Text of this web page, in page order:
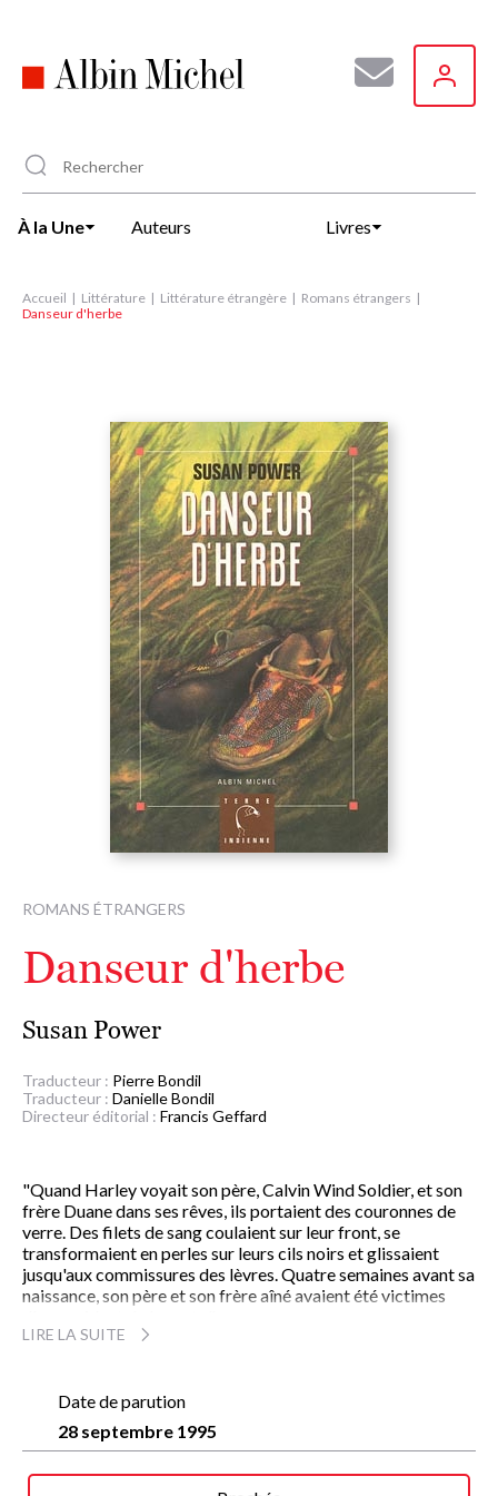
principal
À la Une Auteurs Livres
Accueil Littérature Littérature étrangère
Romans étrangers
Danseur d'herbe
ROMANS ÉTRANGERS
Danseur d'herbe
Susan Power
Traducteur : Pierre Bondil
Traducteur : Danielle Bondil
Directeur éditorial : Francis Geffard
"Quand Harley voyait son père, Calvin Wind Soldier, et son
frère Duane dans ses rêves, ils portaient des couronnes de
verre. Des filets de sang coulaient sur leur front, se
transformaient en perles sur leurs cils noirs et glissaient
jusqu'aux commissures des lèvres. Quatre semaines avant sa
naissance, son père et son frère aîné avaient été victimes
Ainsi s'ouvre ce remarquable premier roman d'une jeune
littérature. Publié aux États-Unis en 1994, son
d'Herbe est déjà traduit dans une dizaine de langues.
À travers le destin d'Harlay Wind Soldier, un jeune Sioux
de personnage en personnage, d'une génération à l'autre,
LIRE LA SUITE
Date de parution
28 septembre 1995